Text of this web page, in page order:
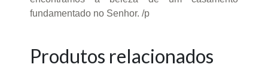
fundamentado no Senhor. /p
Produtos relacionados